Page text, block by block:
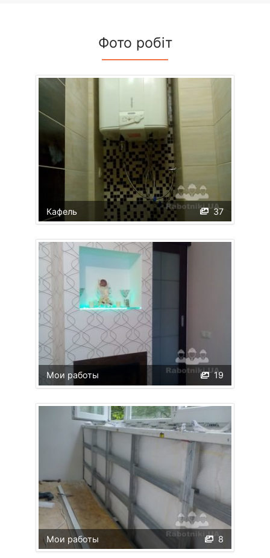
Фото робіт
37
Кафель
19
Мои работы
8
Мои работы